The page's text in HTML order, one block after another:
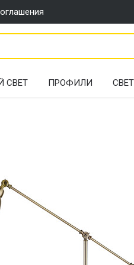
СВЕТ ПРОФИЛИ